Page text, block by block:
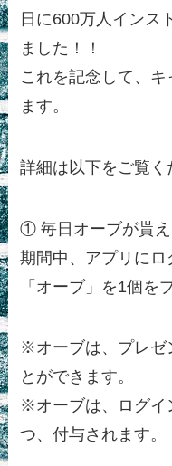
日に600万人インス
ました！！
これを記念して、
ます。
詳細は以下をご覧く
① 毎日オーブが貰え
期間中、アプリにロ
「オーブ」を1個を
※オーブは、プレゼ
とができます。
※オーブは、ログイ
つ、付与されます。